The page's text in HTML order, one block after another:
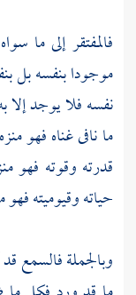
فالمفتقر إلى ما
موجودا بنفسه بل
نفسه فلا يوجد إلا
ما نافى غناه فهو
قدرته وقوته فهو
حياته وقيوميته فهو
وبالجملة فالسمع